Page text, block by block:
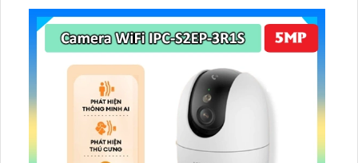
thẻ microSD lên đến 512GB